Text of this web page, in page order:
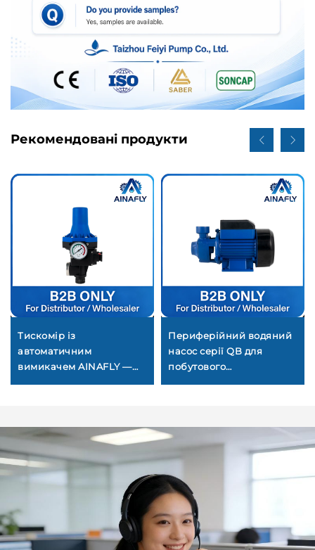
Рекомендовані продукти
Тискомір із
автоматичним
вимикачем AINAFLY —
водяних насосів,
повітряних компресорів
та промислових систем
Периферійний водяний
насос серії QB для
побутового
високим напором